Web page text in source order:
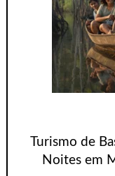
Turismo de
Noites em